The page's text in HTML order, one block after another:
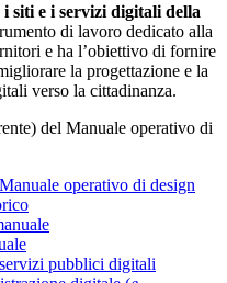
siti e i servizi digitali della
di lavoro dedicato alla
e ha l’obiettivo di fornire
la progettazione e la
verso la cittadinanza.
del Manuale operativo di
operativo di design
pubblici digitali